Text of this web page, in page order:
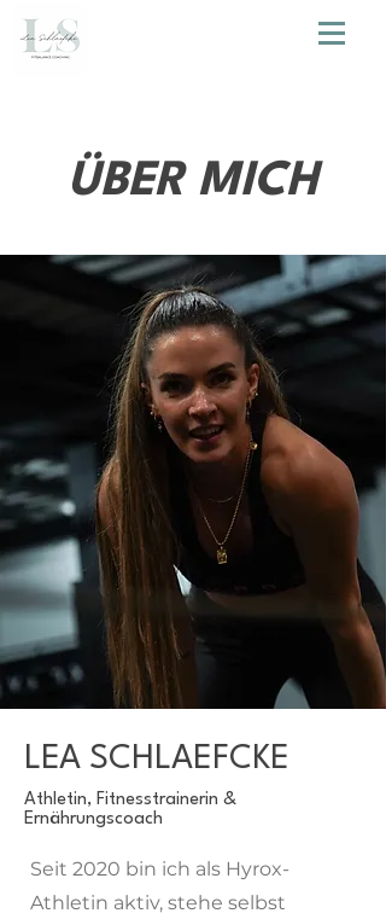
ÜBER MICH
LEA SCHLAEFCKE
Athletin, Fitnesstrainerin &
Ernährungscoach
Seit 2020 bin ich als Hyrox-
Athletin aktiv, stehe selbst